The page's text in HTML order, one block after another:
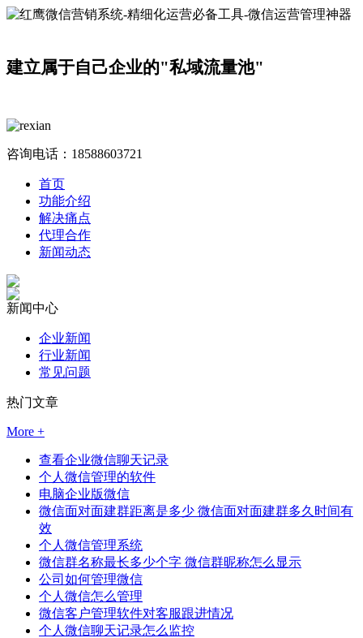
建立属于自己企业的"私域流量池"
咨询电话： 18588603721
首页
功能介绍
解决痛点
代理合作
新闻动态
新闻中心
企业新闻
行业新闻
常见问题
热门文章
More +
查看企业微信聊天记录
个人微信管理的软件
电脑企业版微信
微信面对面建群距离是多少 微信面对面建群多久时间有
效
个人微信管理系统
微信群名称最长多少个字 微信群昵称怎么显示
公司如何管理微信
个人微信怎么管理
微信客户管理软件对客服跟进情况
个人微信聊天记录怎么监控